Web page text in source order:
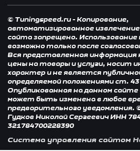
© Tuningspeed.ru - Копирование,
автоматизированное
сайта запрещено.
возможно только после
Вся представленная
цены на товары и услуги, носит
характер и не является
определяемой положениями ст.
Опубликованная на данном
может быть изменена в любое
предварительного уведомления.
Гудков Николай Сергеевич ИНН
321784700228390
Система управления сайтом